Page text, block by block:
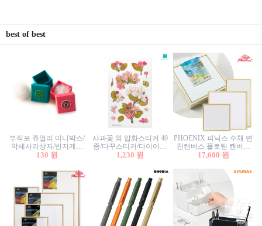
best of best
부직포 쥬얼리 미니박스/
악세사리상자/반지케이
스/반지상자/귀걸이상자/
130 원
사과꽃 외 압화스티커 40
종/다꾸스티커/다이어리
꾸미기/꽃스티커/자연물
1,230 원
PHOENIX 피닉스 수채 면
천캔버스 플로팅 캔버스
프레임세트 30x30cm/액자
17,600 원